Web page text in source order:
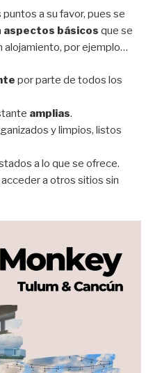
a su favor, pues se
aspectos básicos que se
alojamiento, por ejemplo…
por parte de todos los
amplias.
y limpios, listos
a lo que se ofrece.
acceder a otros sitios sin